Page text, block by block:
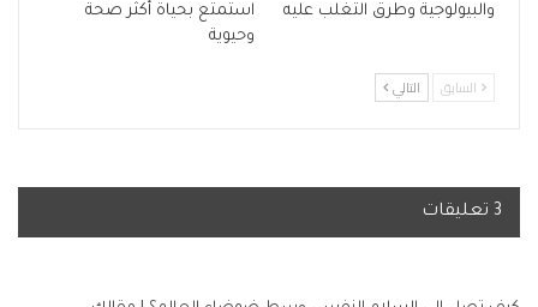
والبيولوجية وطرق التغلب عليه
استمتع بحياة أكثر صحة
وحيوية
السابق التالي
3 تعليقات